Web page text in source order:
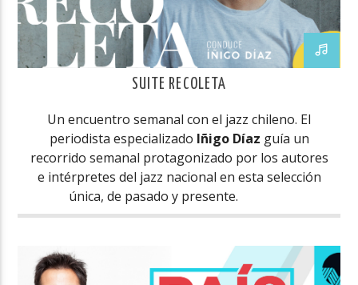
SUITE RECOLETA
Un encuentro semanal con el jazz chileno. El
periodista especializado Iñigo Díaz guía un
recorrido semanal protagonizado por los autores
e intérpretes del jazz nacional en esta selección
única, de pasado y presente.